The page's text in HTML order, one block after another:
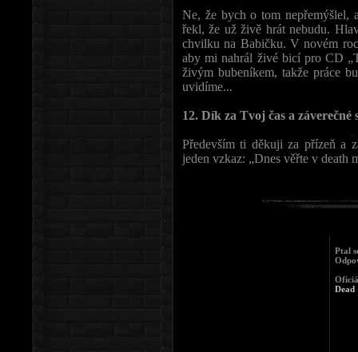
Ne, že bych o tom
řekl, že už živě hrát nebudu.
chvilku na Babičku. V novém
aby mi nahrál živé bicí pro CD
živým bubeníkem, takže práce
uvidíme...
12. Dík za Tvoj čas a záverečné
Především ti děkuji za přízeň a
jeden vzkaz: „Dnes věřte v death
Ptal
Dead